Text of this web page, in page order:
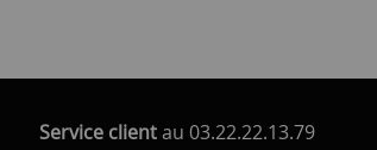
Service clientau 03.22.22.13.79